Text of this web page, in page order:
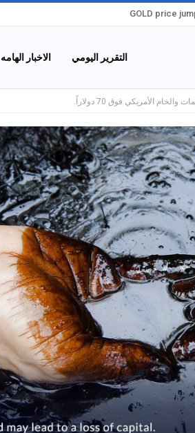
GOLD price
التقرير اليومي الاخبار الهامه
الأمريكي فوق 70 دولاراً.